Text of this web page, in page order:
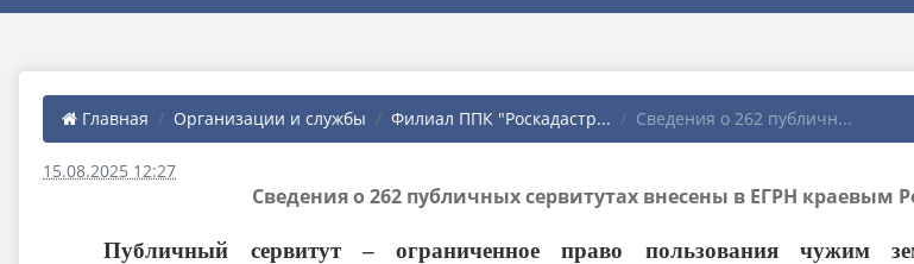
Главная Организации и службы Филиал ППК "Роскадастр... Сведения о 262 публичн...
15.08.2025 12:27
Сведения о 262 публичных сервитутах внесены в ЕГРН краевым
Публичный сервитут – ограниченное право пользования чужим